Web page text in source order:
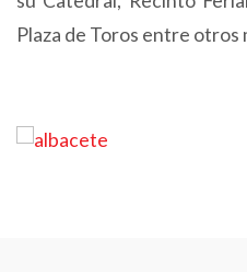
Plaza de Toros entre otros